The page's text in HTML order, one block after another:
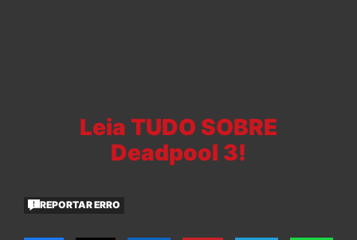
Leia TUDO SOBRE
Deadpool 3!
REPORTAR ERRO